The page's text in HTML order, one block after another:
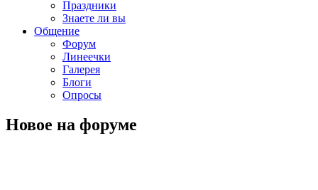
Праздники
Знаете ли вы
Общение
Форум
Линеечки
Галерея
Блоги
Опросы
Новое на форуме